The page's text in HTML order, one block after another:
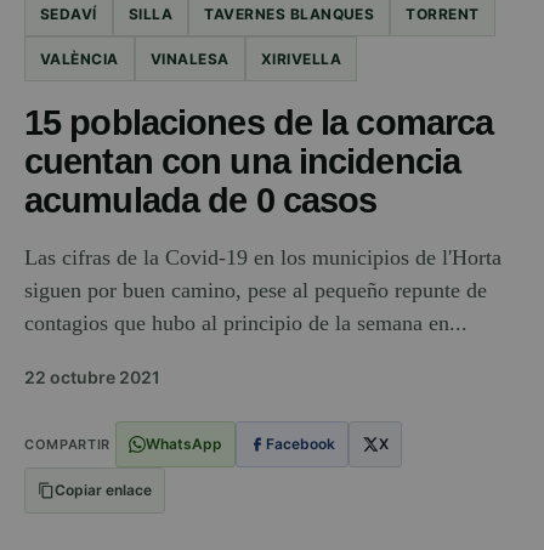
SEDAVÍ SILLA TAVERNES BLANQUES TORRENT
VALÈNCIA VINALESA XIRIVELLA
15 poblaciones de la comarca
cuentan con una incidencia
acumulada de 0 casos
Las cifras de la Covid-19 en los municipios de l'Horta
siguen por buen camino, pese al pequeño repunte de
contagios que hubo al principio de la semana en...
22 octubre 2021
COMPARTIR WhatsApp Facebook X
Copiar enlace